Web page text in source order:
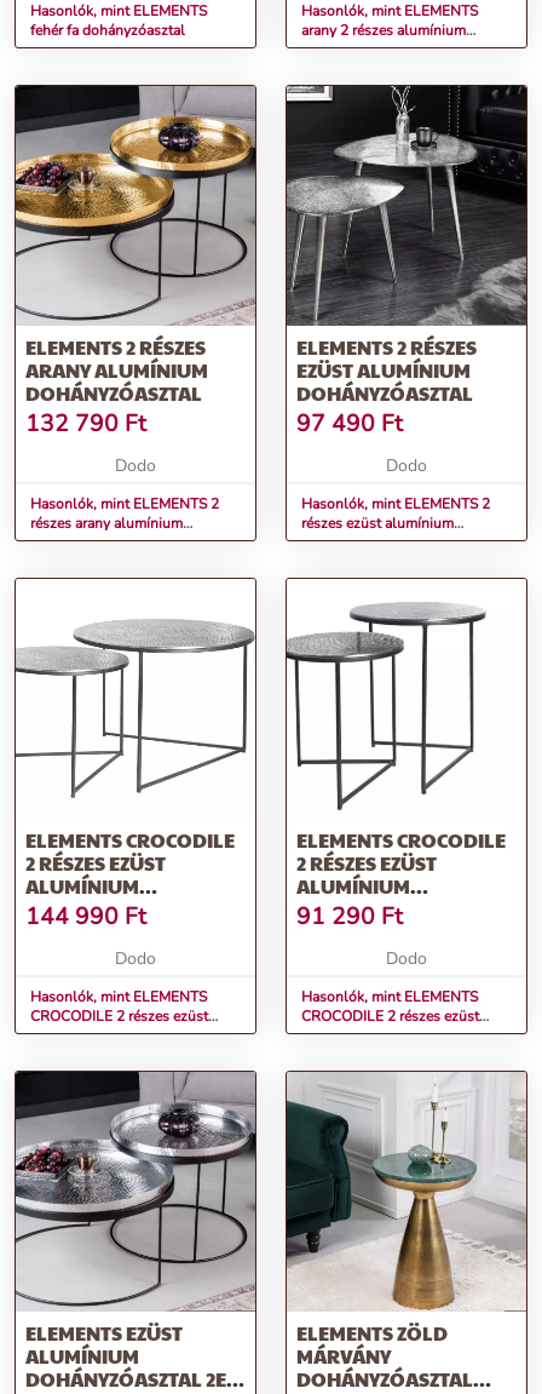
Hasonlók, mint ELEMENTS
fehér fa dohányzóasztal
Hasonlók, mint ELEMENTS
arany 2 részes alumínium
dohányzóasztal
ELEMENTS 2 RÉSZES
ARANY ALUMÍNIUM
DOHÁNYZÓASZTAL
132 790 Ft
Dodo
Hasonlók, mint ELEMENTS 2
részes arany alumínium
dohányzóasztal
ELEMENTS 2 RÉSZES
EZÜST ALUMÍNIUM
DOHÁNYZÓASZTAL
97 490 Ft
Dodo
Hasonlók, mint ELEMENTS 2
részes ezüst alumínium
dohányzóasztal
ELEMENTS CROCODILE
2 RÉSZES EZÜST
ALUMÍNIUM
DOHÁNYZÓASZTAL
60CM
144 990 Ft
Dodo
Hasonlók, mint ELEMENTS
CROCODILE 2 részes ezüst
alumínium dohányzóasztal
ELEMENTS CROCODILE
2 RÉSZES EZÜST
ALUMÍNIUM
DOHÁNYZÓASZTAL
40CM
91 290 Ft
Dodo
Hasonlók, mint ELEMENTS
CROCODILE 2 részes ezüst
alumínium dohányzóasztal
ELEMENTS EZÜST
ALUMÍNIUM
DOHÁNYZÓASZTAL 2ER
ELEMENTS ZÖLD
MÁRVÁNY
DOHÁNYZÓASZTAL